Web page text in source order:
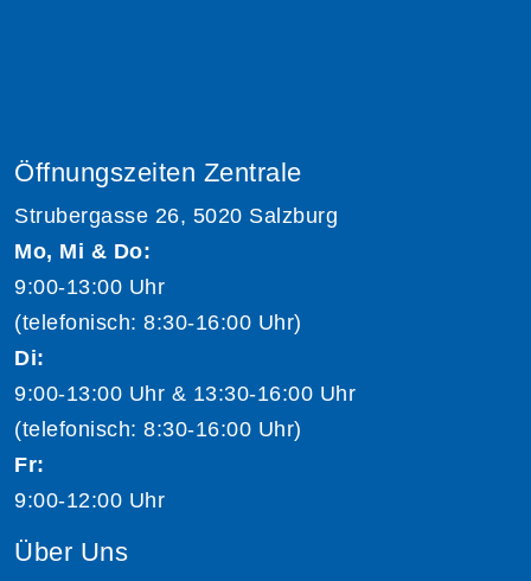
Öffnungszeiten Zentrale
Strubergasse 26, 5020 Salzburg
Mo, Mi & Do:
9:00-13:00 Uhr
(telefonisch: 8:30-16:00 Uhr)
Di:
9:00-13:00 Uhr & 13:30-16:00 Uhr
(telefonisch: 8:30-16:00 Uhr)
Fr:
9:00-12:00 Uhr
Über Uns